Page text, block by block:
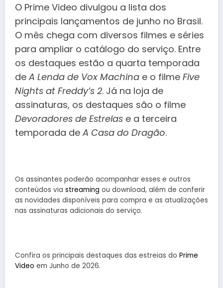
O Prime Video divulgou a lista dos
principais lançamentos de junho no Brasil.
O mês chega com diversos filmes e séries
para ampliar o catálogo do serviço. Entre
os destaques estão a quarta temporada
de A Lenda de Vox Machina e o filme Five
Nights at Freddy’s 2. Já na loja de
assinaturas, os destaques são o filme
Devoradores de Estrelas e a terceira
temporada de A Casa do Dragão.
Os assinantes poderão acompanhar esses e outros
conteúdos via streaming ou download, além de conferir
as novidades disponíveis para compra e as atualizações
nas assinaturas adicionais do serviço.
Confira os principais destaques das estreias do Prime
Video em Junho de 2026.